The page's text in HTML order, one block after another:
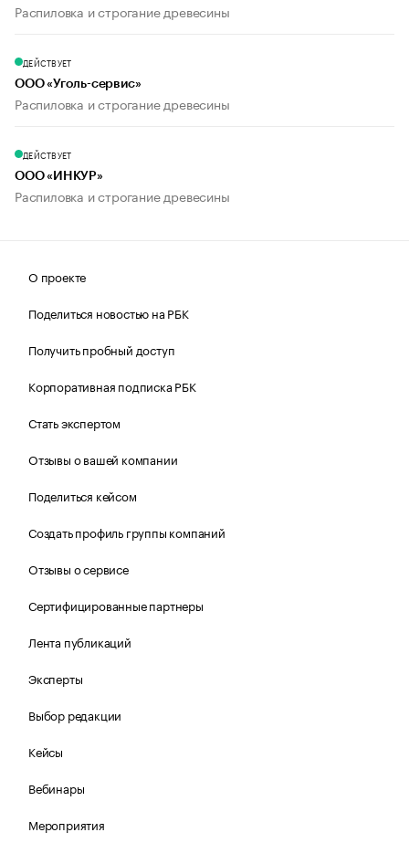
Распиловка и строгание древесины
ДЕЙСТВУЕТ
ООО «Уголь-сервис»
Распиловка и строгание древесины
ДЕЙСТВУЕТ
ООО «ИНКУР»
Распиловка и строгание древесины
О проекте
Поделиться новостью на РБК
Получить пробный доступ
Корпоративная подписка РБК
Стать экспертом
Отзывы о вашей компании
Поделиться кейсом
Создать профиль группы компаний
Отзывы о сервисе
Сертифицированные партнеры
Лента публикаций
Эксперты
Выбор редакции
Кейсы
Вебинары
Мероприятия